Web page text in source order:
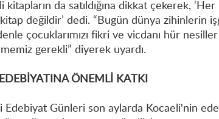
kitapların da satıldığına dikkat çekerek,
değildir’ dedi. “Bugün dünya zihinlerin
çocuklarımızı fikri ve vicdanı hür
gerekli” diyerek uyardı.
ÖNEMLİ KATKI
Edebiyat Günleri son aylarda Kocaeli'nin